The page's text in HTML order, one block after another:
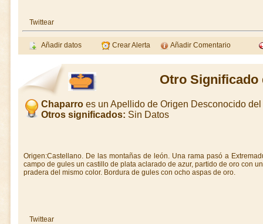
Twittear
Añadir datos Crear Alerta Añadir Comentario
Otro Significado
Chaparroes un Apellido de Origen Desconocido
Otros significados: Sin Datos
Origen:Castellano. De las montañas de león. Una rama pasó a
campo de gules un castillo de plata aclarado de azur, partido de oro con
pradera del mismo color. Bordura de gules con ocho aspas de oro.
Twittear